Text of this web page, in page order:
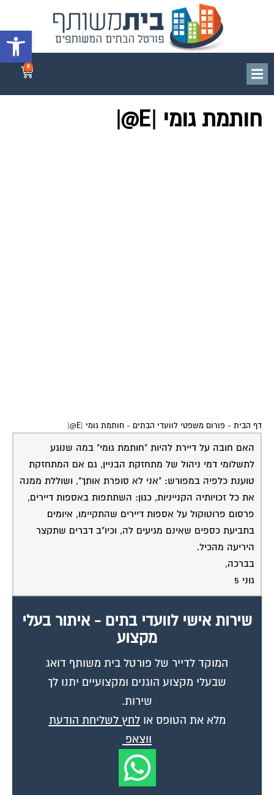
פתח
0
חותמת גומי |E@|
דף הבית - פורום משפטי לוועדי הבתים - חותמת גומי |E@|
האם חובה על דיירת להיות "חותמת גומי" במה שנוגע
לתשלומי דמי ניהול של מתחזקת הבניין, גם אם המתחזקת
טוענת כלפיה במפורש: "אני לא סופרת אותך", ושוללת ממנה
את כל זכויותיה הקנייניות, כגון: השתתפות באספות דיירים,
פרסום פרוטוקול על אספות דיירים שהתקיימו, איומים
בתביעת כספים שאינם מגיעים לה, וכיו"ב דברים שתקצר
היריעה מהכיל.
בברכה,
גוני 5
שירות אישי לוועדי בתים - איתור בעלי
מקצוע
המוקד לדייר של פורטל בית משותף דואג
שבעלי מקצוע הוגנים ומקצועיים יתנו לך
שירות.
מלא את הטופס אולחץ לשליחת הודעת
ווצאפ